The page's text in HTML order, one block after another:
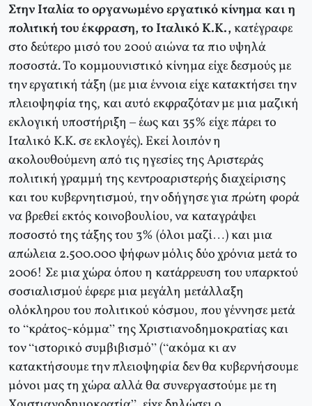
Στην Ιταλία το οργανωμένο εργατικό κίνημα και η
πολιτική του έκφραση, το Ιταλικό Κ.Κ.,κατέγραφε
στο δεύτερο μισό του 20ού αιώνα τα πιο υψηλά
ποσοστά. Το κομμουνιστικό κίνημα είχε δεσμούς με
την εργατική τάξη (με μια έννοια είχε κατακτήσει την
πλειοψηφία της, και αυτό εκφραζόταν με μια μαζική
εκλογική υποστήριξη – έως και 35% είχε πάρει το
Ιταλικό Κ.Κ. σε εκλογές). Εκεί λοιπόν η
ακολουθούμενη από τις ηγεσίες της Αριστεράς
πολιτική γραμμή της κεντροαριστερής διαχείρισης
και του κυβερνητισμού, την οδήγησε για πρώτη φορά
να βρεθεί εκτός κοινοβουλίου, να καταγράψει
ποσοστό της τάξης του 3% (όλοι μαζί…) και μια
απώλεια 2.500.000 ψήφων μόλις δύο χρόνια μετά το
2006! Σε μια χώρα όπου η κατάρρευση του υπαρκτού
σοσιαλισμού έφερε μια μεγάλη μετάλλαξη
ολόκληρου του πολιτικού κόσμου, που γέννησε μετά
το “κράτος-κόμμα” της Χριστιανοδημοκρατίας και
τον “ιστορικό συμβιβισμό” (“ακόμα κι αν
κατακτήσουμε την πλειοψηφία δεν θα κυβερνήσουμε
μόνοι μας τη χώρα αλλά θα συνεργαστούμε με τη